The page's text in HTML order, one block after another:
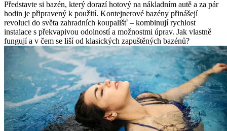
Představte si bazén, který dorazí hotový na nákladním autě a za pár
hodin je připravený k použití. Kontejnerové bazény přinášejí
revoluci do světa zahradních koupališť – kombinují rychlost
instalace s překvapivou odolností a možnostmi úprav. Jak vlastně
fungují a v čem se liší od klasických zapuštěných bazénů?